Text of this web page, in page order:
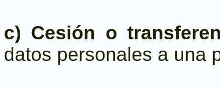
c) Cesión o
datos personales a una